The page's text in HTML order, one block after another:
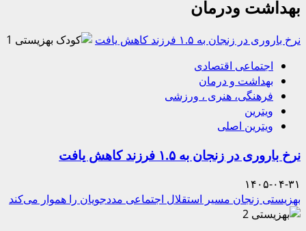
بهداشت ودرمان
نرخ باروری در زنجان به ۱.۵ فرزند کاهش یافت
1
اجتماعی اقتصادی
بهداشت و درمان
فرهنگی، هنری ، ورزشی
ویترین
ویترین اصلی
نرخ باروری در زنجان به ۱.۵ فرزند کاهش یافت
۱۴۰۵-۰۴-۳۱
بهزیستی زنجان مسیر استقلال اجتماعی مددجویان را هموار می‌کند
2